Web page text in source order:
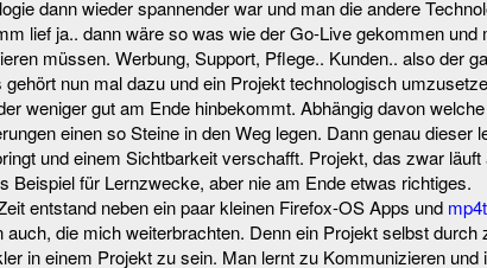
dann wieder spannender war und man die andere
lief ja.. dann wäre so was wie der Go-Live gekommen
müssen. Werbung, Support, Pflege.. Kunden.. also der
gehört nun mal dazu und ein Projekt technologisch
weniger gut am Ende hinbekommt. Abhängig davon
einen so Steine in den Weg legen. Dann genau dieser
und einem Sichtbarkeit verschafft. Projekt, das zwar
Beispiel für Lernzwecke, aber nie am Ende etwas richtiges.
entstand neben ein paar kleinen Firefox-OS Apps und
auch, die mich weiterbrachten. Denn ein Projekt selbst
in einem Projekt zu sein. Man lernt zu Kommunizieren